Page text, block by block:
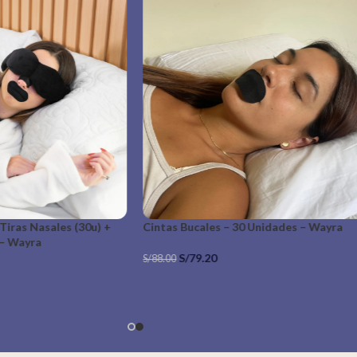
Plain Black Large
Ovejas
Lámpara de Luz Roja Táctil y LED (Lumi
– Cuenta Ovejas
(38)
S/169.00